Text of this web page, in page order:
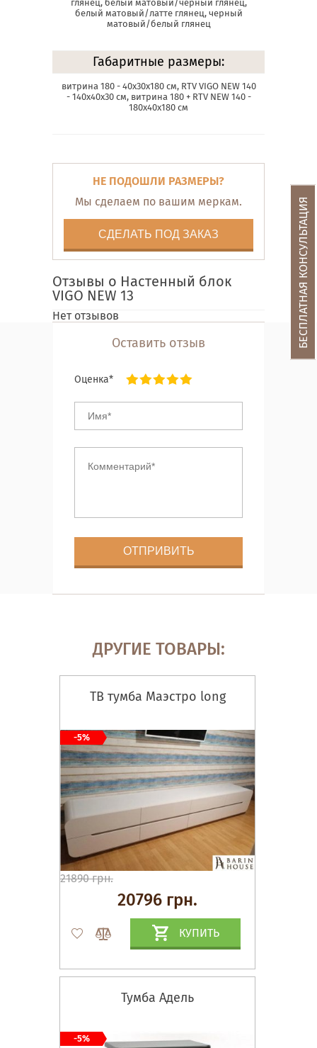
глянец, белый матовый/черный глянец,
белый матовый/латте глянец, черный
матовый/белый глянец
Габаритные размеры:
витрина 180 - 40х30х180 см, RTV VIGO NEW 140
- 140х40х30 см, витрина 180 + RTV NEW 140 -
180х40х180 см
НЕ ПОДОШЛИ РАЗМЕРЫ?
Мы сделаем по вашим меркам.
СДЕЛАТЬ ПОД ЗАКАЗ
Отзывы о Настенный блок
VIGO NEW 13
Нет отзывов
Оставить отзыв
Оценка*
ДРУГИЕ ТОВАРЫ:
ТВ тумба Маэстро long
21890 грн.
20796 грн.
КУПИТЬ
-5%
Тумба Адель
-5%
БЕСПЛАТНАЯ КОНСУЛЬТАЦИЯ